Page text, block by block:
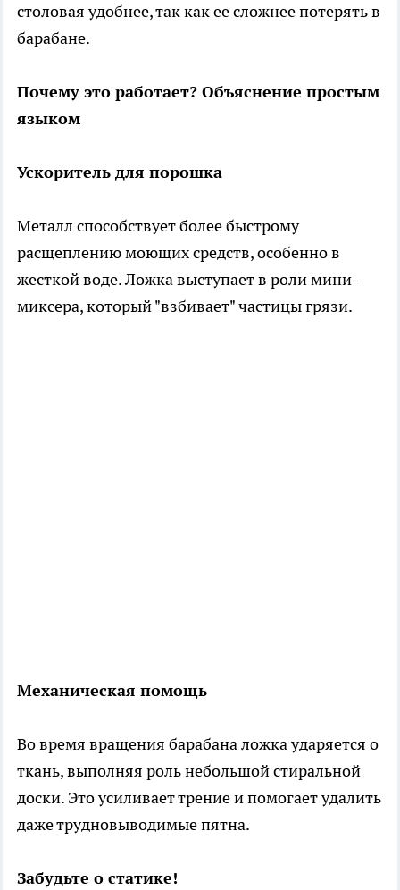
столовая удобнее, так как ее сложнее потерять в
барабане.
Почему это работает? Объяснение простым
языком
Ускоритель для порошка
Металл способствует более быстрому
расщеплению моющих средств, особенно в
жесткой воде. Ложка выступает в роли мини-
миксера, который "взбивает" частицы грязи.
Механическая помощь
Во время вращения барабана ложка ударяется о
ткань, выполняя роль небольшой стиральной
доски. Это усиливает трение и помогает удалить
даже трудновыводимые пятна.
Забудьте о статике!